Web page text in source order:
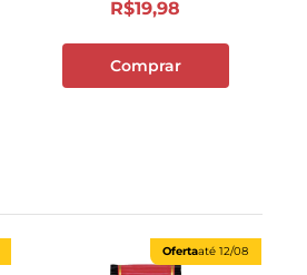
R$19,98
Comprar
Ofertaaté12/08